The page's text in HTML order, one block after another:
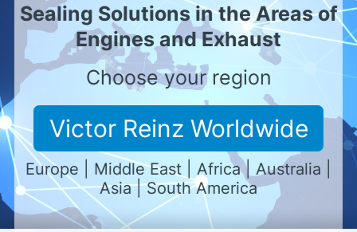
Europa
<< Eine Ebene zurück
bitte wählen
Impressum
AGB
Benutzung
Sealing Solutions in the Areas of
Engines and Exhaust
Choose your region
Victor Reinz Worldwide
Europe | Middle East | Africa | Australia |
Asia | South America